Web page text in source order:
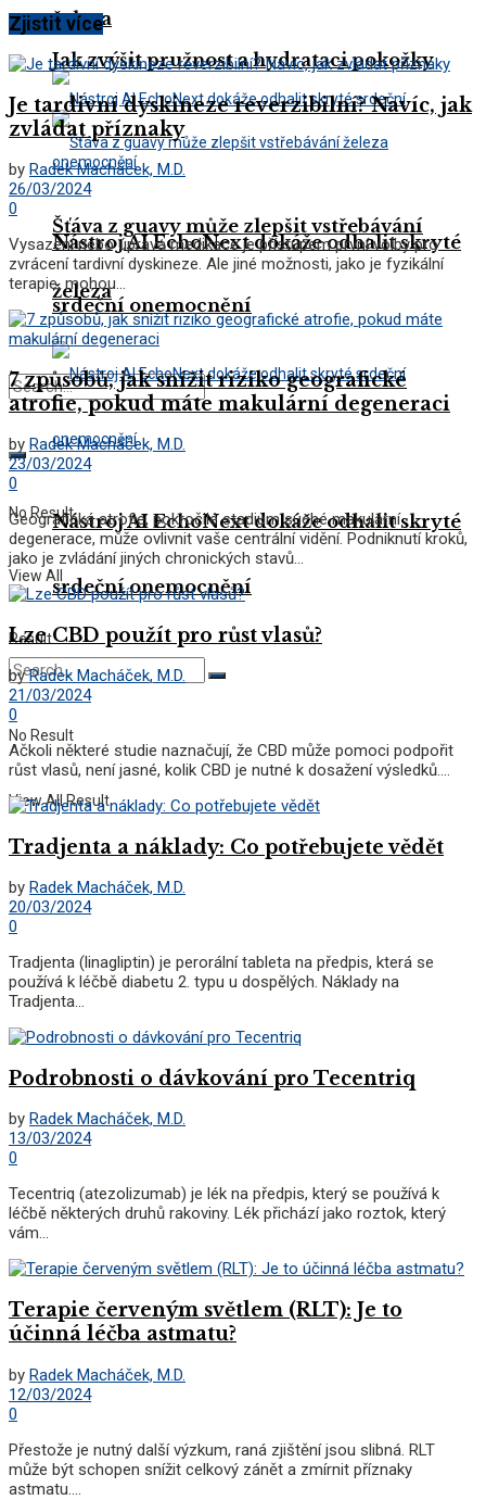
železa
Nástroj AI EchoNext dokáže odhalit skryté
srdeční onemocnění
No Result
View All
Result
Jak zvýšit pružnost a hydrataci pokožky
Šťáva z guavy může zlepšit vstřebávání
železa
Nástroj AI EchoNext dokáže odhalit skryté
srdeční onemocnění
No Result
View All Result
Zjistit více
Je tardivní dyskineze reverzibilní? Navíc, jak
zvládat příznaky
by Radek Macháček, M.D.
26/03/2024
0
Vysazení nebo úprava medikace je přístupem první volby pro
zvrácení tardivní dyskineze. Ale jiné možnosti, jako je fyzikální
terapie, mohou...
7 způsobů, jak snížit riziko geografické
atrofie, pokud máte makulární degeneraci
by Radek Macháček, M.D.
23/03/2024
0
Geografická atrofie, pokročilé stadium suché makulární
degenerace, může ovlivnit vaše centrální vidění. Podniknutí kroků,
jako je zvládání jiných chronických stavů...
Lze CBD použít pro růst vlasů?
by Radek Macháček, M.D.
21/03/2024
0
Ačkoli některé studie naznačují, že CBD může pomoci podpořit
růst vlasů, není jasné, kolik CBD je nutné k dosažení výsledků....
Tradjenta a náklady: Co potřebujete vědět
by Radek Macháček, M.D.
20/03/2024
0
Tradjenta (linagliptin) je perorální tableta na předpis, která se
používá k léčbě diabetu 2. typu u dospělých. Náklady na
Tradjenta...
Podrobnosti o dávkování pro Tecentriq
by Radek Macháček, M.D.
13/03/2024
0
Tecentriq (atezolizumab) je lék na předpis, který se používá k
léčbě některých druhů rakoviny. Lék přichází jako roztok, který
vám...
Terapie červeným světlem (RLT): Je to
účinná léčba astmatu?
by Radek Macháček, M.D.
12/03/2024
0
Přestože je nutný další výzkum, raná zjištění jsou slibná. RLT
může být schopen snížit celkový zánět a zmírnit příznaky
astmatu....